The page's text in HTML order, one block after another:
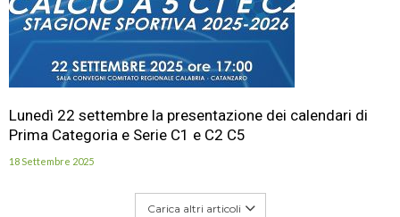
Lunedì 22 settembre la presentazione dei calendari di
Prima Categoria e Serie C1 e C2 C5
18 Settembre 2025
Carica altri articoli